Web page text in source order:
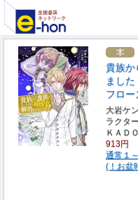
貴族か
まし
フロー
大岩ケ
ラクタ
ＫＡＤ
913円
通常１
(！お盆